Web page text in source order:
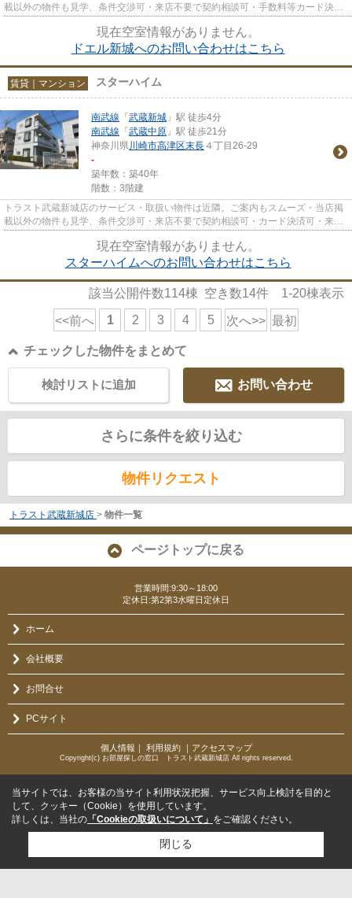
載以外の物件も見学、条件交渉可・来店不要で契約相談可・手数料等カード決済
可・来店時無料駐車場有（要...
現在空室情報がありません。
ドエル新城へのお問い合わせはこちら
賃貸｜マンション スターハイム
南武線 「武蔵新城 」駅 徒歩4分
南武線 「武蔵中原 」駅 徒歩21分
神奈川県川崎市高津区末長 ４丁目26-29
-
築年数：築40年
階数：3階建
トラスト武蔵新城店のサービス・取扱い物件は近隣。ご案内もスムーズ・当店掲
載以外の物件も見学、条件交渉可・来店不要で契約相談可・カード決済可・来店
時無料駐車場有（要電話予約...
現在空室情報がありません。
スターハイムへのお問い合わせはこちら
該当公開件数114棟 空き数14件 1-20棟表示
<<前へ 1 2 3 4 5 次へ>> 最初
チェックした物件をまとめて
お問い合わせ
検討リストに追加
さらに条件を絞り込む
物件リクエスト
トラスト武蔵新城店 > 物件一覧
ページトップに戻る
営業時間:9:30～18:00
定休日:第2第3水曜日定休日
ホーム
会社概要
お問合せ
PCサイト
個人情報 ｜ 利用規約｜ アクセスマップ
Copyright(c) お部屋探しの窓口 トラスト武蔵新城店 All rights reserved.
当サイトでは、お客様の当サイト利用状況把握、サービス向上検討を目的と
して、クッキー（Cookie）を使用しています。
詳しくは、当社の 「Cookieの取扱いについて」 をご確認ください。
閉じる